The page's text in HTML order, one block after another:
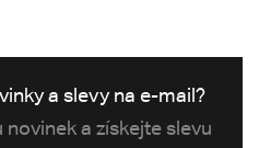
a slevy na e-mail?
a získejte slevu